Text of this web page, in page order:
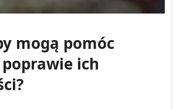
mogą pomóc
ich